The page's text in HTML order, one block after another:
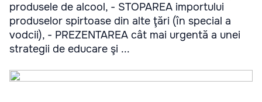
produsele de alcool, - STOPAREA importului
produselor spirtoase din alte ţări (în special a
vodcii), - PREZENTAREA cât mai urgentă a unei
strategii de educare şi ...